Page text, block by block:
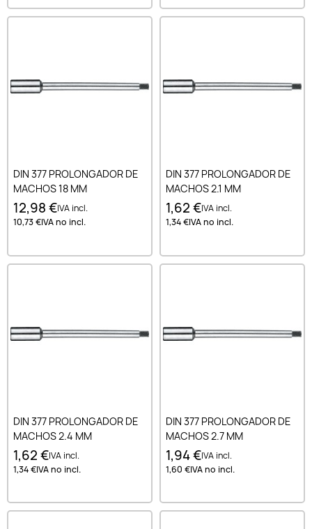
DIN 377 PROLONGADOR DE
MACHOS 18 MM
12,98 €IVA incl.
10,73 €IVA no incl.
DIN 377 PROLONGADOR DE
MACHOS 2.1 MM
1,62 €IVA incl.
1,34 €IVA no incl.
DIN 377 PROLONGADOR DE
MACHOS 2.4 MM
1,62 €IVA incl.
1,34 €IVA no incl.
DIN 377 PROLONGADOR DE
MACHOS 2.7 MM
1,94 €IVA incl.
1,60 €IVA no incl.